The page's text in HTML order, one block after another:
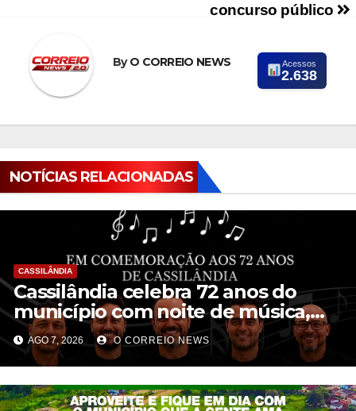
concurso público
ByO CORREIO NEWS Acessos
2.638
NOTÍCIAS RELACIONADAS
CASSILÂNDIA
Cassilândia celebra 72 anos do
município com noite de música,
cultura e interação na Praça São
José
AGO 7, 2026 O CORREIO NEWS